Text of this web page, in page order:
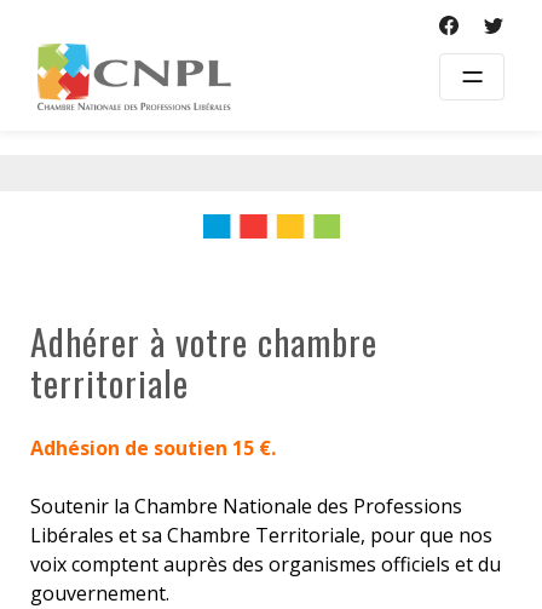
content
Adhérer à votre chambre
territoriale
Adhésion de soutien 15 €.
Soutenir la Chambre Nationale des Professions
Libérales et sa Chambre Territoriale, pour que nos
voix comptent auprès des organismes officiels et du
gouvernement.